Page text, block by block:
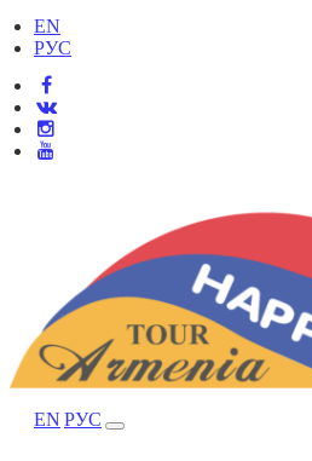
EN
РУС
EN РУС